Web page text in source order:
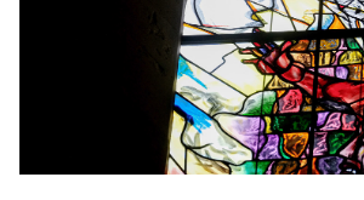
MODERNE GLASKUNST BRINGT
Lüpertz-Fenster im
Naumburger Dom